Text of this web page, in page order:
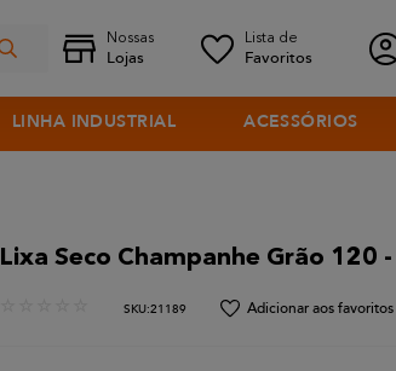
LINHA INDUSTRIAL ACESSÓRIOS
Lixa Seco Champanhe Grão 120
:21189